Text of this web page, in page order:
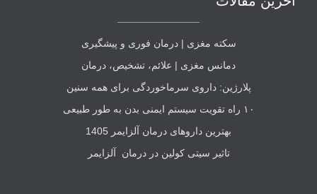
سکته مغزی | درمان فوری و پیشگیری
دمانس مغزی | علائم، تشخیص، درمان
پلارژین: داروی سرماخوردگی برای همه سنین
۱۰ راه تقویت سیستم ایمنی بدن به طور طبیعی
بهترین داروهای درمان آلزایمر 1405
تاثیر سیتی کولین در درمان آلزایمر